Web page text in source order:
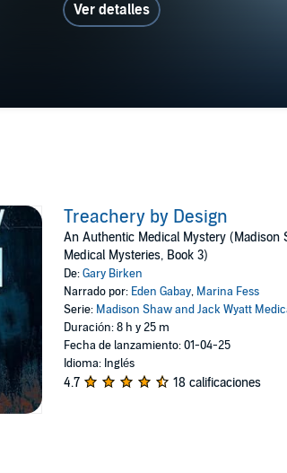
Ver detalles
Treachery by Design
An Authentic Medical Mystery (Madison
Medical Mysteries, Book 3)
De:Gary Birken
Narrado por: Eden Gabay, Marina Fess
Serie: Madison Shaw and Jack Wyatt
Duración: 8 h y 25 m
Fecha de lanzamiento: 01-04-25
Idioma: Inglés
4.7 18 calificaciones